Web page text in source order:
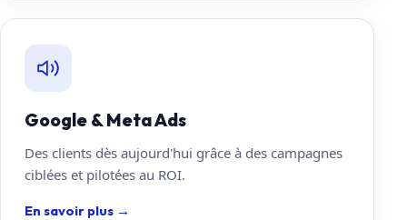
Google & Meta Ads
Des clients dès aujourd'hui grâce à des campagnes
ciblées et pilotées au ROI.
En savoir plus →